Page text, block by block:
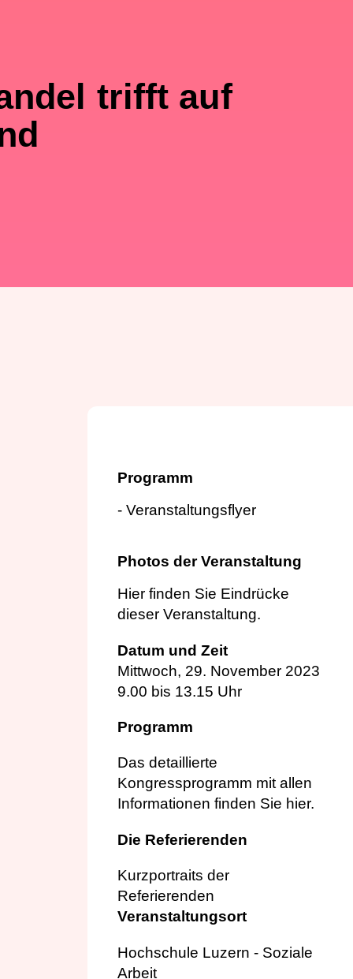
trifft auf
Programm
- Veranstaltungsflyer
Photos der Veranstaltung
Hier finden Sie Eindrücke
dieser Veranstaltung.
Datum und Zeit
Mittwoch, 29. November 2023
9.00 bis 13.15 Uhr
Programm
Das detaillierte
Kongressprogramm mit allen
Informationen finden Sie hier.
Die Referierenden
Kurzportraits der
Referierenden
Veranstaltungsort
Hochschule Luzern - Soziale
Arbeit